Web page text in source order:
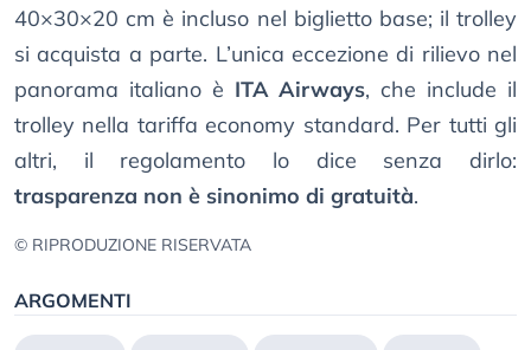
40×30×20 cm è incluso nel biglietto base; il trolley
si acquista a parte. L’unica eccezione di rilievo nel
panorama italiano è ITA Airways, che include il
trolley nella tariffa economy standard. Per tutti gli
altri, il regolamento lo dice senza dirlo:
trasparenza non è sinonimo di gratuità.
© RIPRODUZIONE RISERVATA
ARGOMENTI